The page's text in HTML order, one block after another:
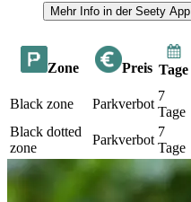
Mehr Info in der Seety App
Zone Preis Tage
Black zone Parkverbot
7
Tage
Black dotted
zone
Parkverbot
7
Tage